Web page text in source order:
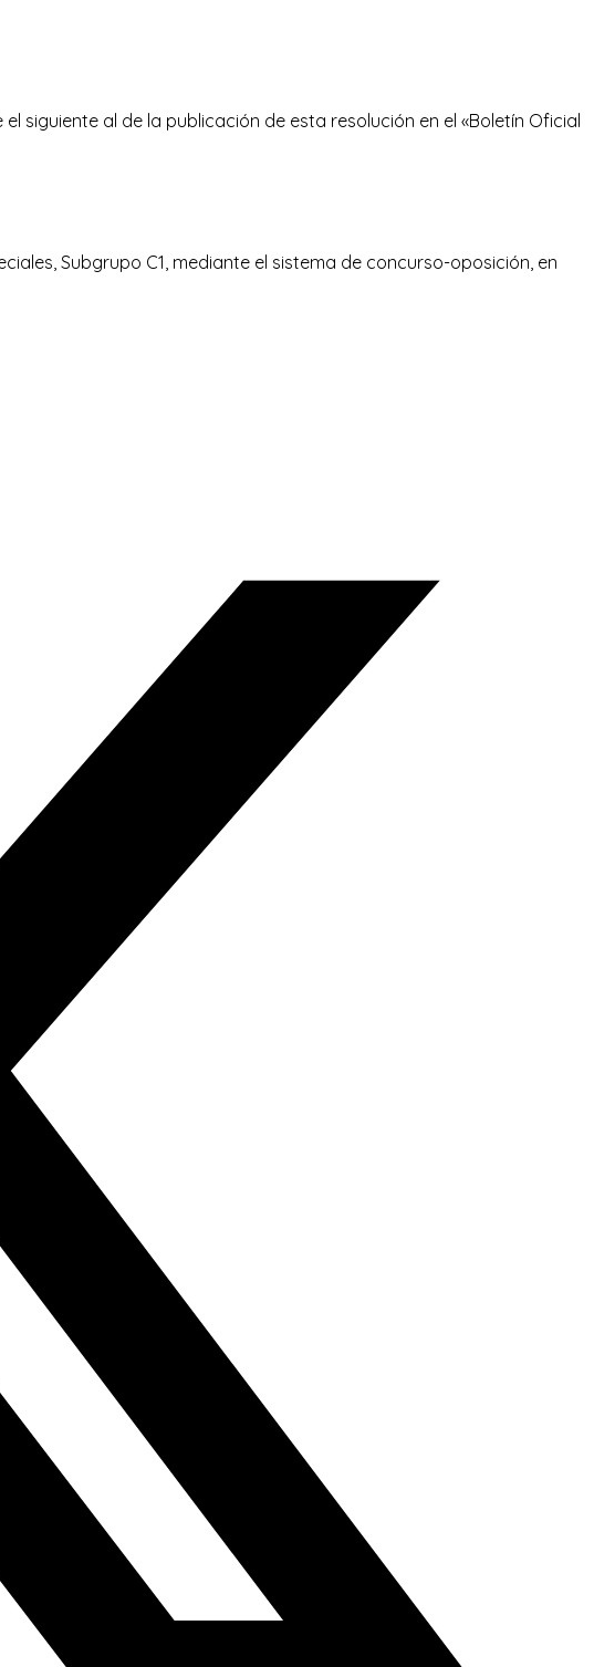
siguiente al de la publicación de esta resolución en el «Boletín Oficial
Subgrupo C1, mediante el sistema de concurso-oposición, en